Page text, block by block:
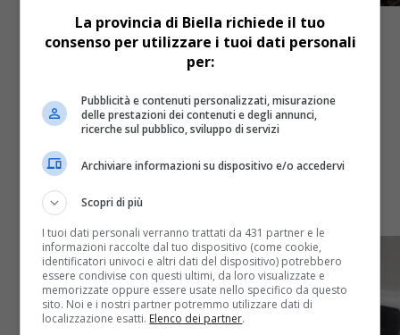
Attualità 3 anni fa
Auser Cossato porta gli auguri di
Natale alla casa di riposo Gallo
Torta offerta dalla Pasticceria Maniscalco e Rainero
La provincia di Biella richiede il tuo
consenso per utilizzare i tuoi dati personali
per:
Pubblicità e contenuti personalizzati, misurazione
delle prestazioni dei contenuti e degli annunci,
ricerche sul pubblico, sviluppo di servizi
Archiviare informazioni su dispositivo e/o accedervi
Scopri di più
I tuoi dati personali verranno trattati da 431 partner e le
informazioni raccolte dal tuo dispositivo (come cookie,
identificatori univoci e altri dati del dispositivo) potrebbero
essere condivise con questi ultimi, da loro visualizzate e
memorizzate oppure essere usate nello specifico da questo
sito. Noi e i nostri partner potremmo utilizzare dati di
localizzazione esatti. Elenco dei partner.